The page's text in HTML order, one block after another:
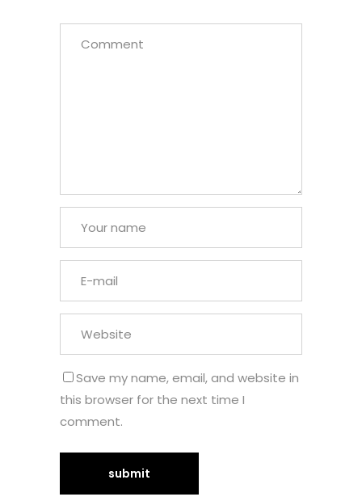
Save my name, email, and website in
this browser for the next time I
comment.